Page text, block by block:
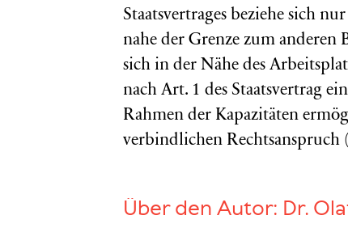
Staatsvertrages beziehe sich
nahe der Grenze zum anderen
sich in der Nähe des
nach Art. 1 des Staatsvertrag
Rahmen der Kapazitäten
verbindlichen Rechtsanspruch (
Über den Autor: Dr.